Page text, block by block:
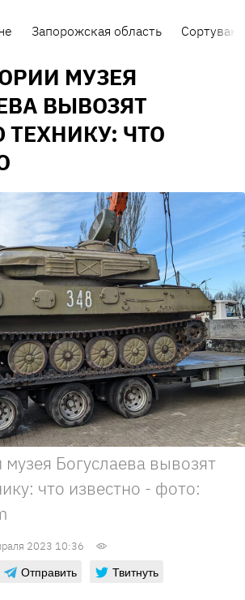
Запорожская область
МУЗЕЯ
ВЫВОЗЯТ
ЧТО
Богуслаева вывозят
что известно - фото:
2023 10:36
Отправить Твитнуть